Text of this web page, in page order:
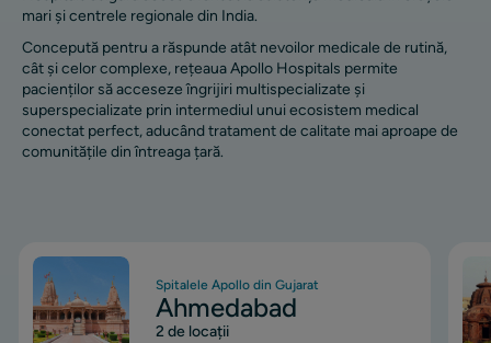
mari și centrele regionale din India.
Concepută pentru a răspunde atât nevoilor medicale de rutină,
cât și celor complexe, rețeaua Apollo Hospitals permite
pacienților să acceseze îngrijiri multispecializate și
superspecializate prin intermediul unui ecosistem medical
conectat perfect, aducând tratament de calitate mai aproape de
comunitățile din întreaga țară.
Imagine
Spitalele Apollo din Gujarat
Ahmedabad
2 de locații